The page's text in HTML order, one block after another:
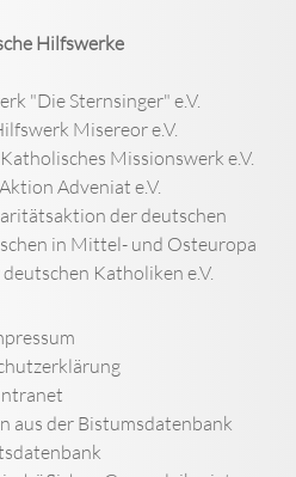
Hilfswerke
"Die Sternsinger" e.V.
Misereor e.V.
Missionswerk e.V.
Adveniat e.V.
der deutschen
in Mittel- und Osteuropa
Katholiken e.V.
aus der Bistumsdatenbank